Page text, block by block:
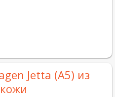
Jetta (A5) из